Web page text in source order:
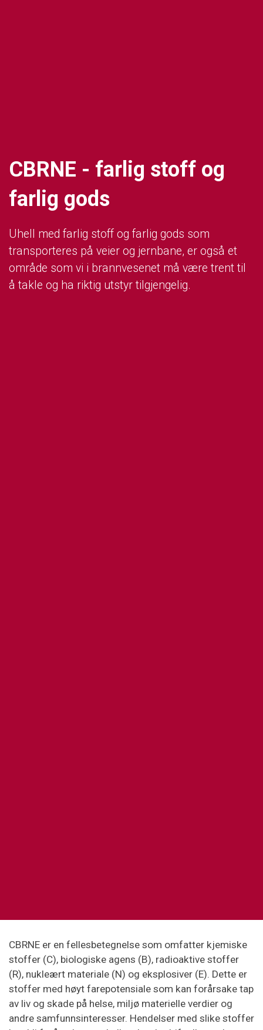
CBRNE - farlig stoff og
farlig gods
Uhell med farlig stoff og farlig gods som
transporteres på veier og jernbane, er også et
område som vi i brannvesenet må være trent til
å takle og ha riktig utstyr tilgjengelig.
CBRNE er en fellesbetegnelse som omfatter kjemiske
stoffer (C), biologiske agens (B), radioaktive stoffer
(R), nukleært materiale (N) og eksplosiver (E). Dette er
stoffer med høyt farepotensiale som kan forårsake tap
av liv og skade på helse, miljø materielle verdier og
andre samfunnsinteresser. Hendelser med slike stoffer